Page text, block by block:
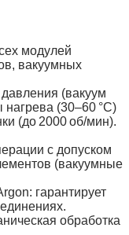
модулей
вакуумных
(вакуум
(30–60 °C)
(до 2000 об/мин).
с допуском
(вакуумные
гарантирует
обработка